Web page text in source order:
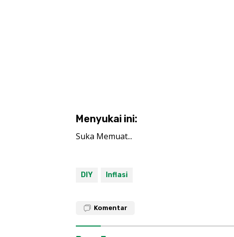
Menyukai ini:
Suka Memuat...
DIY Inflasi
Komentar